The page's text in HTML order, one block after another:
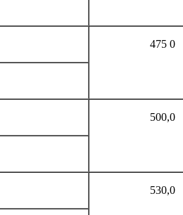
475 0
500,0
530,0